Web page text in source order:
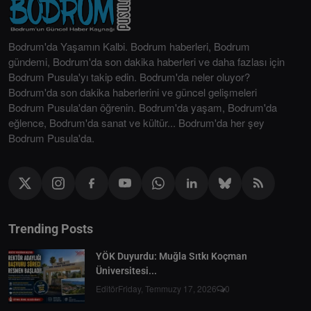
Bodrum'da Yaşamın Kalbi. Bodrum haberleri, Bodrum
gündemi, Bodrum'da son dakika haberleri ve daha fazlası için
Bodrum Pusula'yı takip edin. Bodrum'da neler oluyor?
Bodrum'da son dakika haberlerini ve güncel gelişmeleri
Bodrum Pusula'dan öğrenin. Bodrum'da yaşam, Bodrum'da
eğlence, Bodrum'da sanat ve kültür... Bodrum'da her şey
Bodrum Pusula'da.
Trending Posts
YÖK Duyurdu: Muğla Sıtkı Koçman
Üniversitesi...
EditörFriday, Temmuzy 17, 2026 0